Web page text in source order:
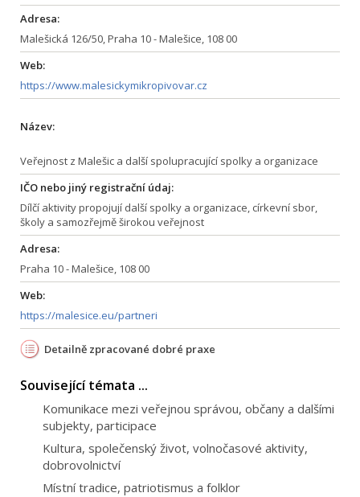
Adresa:
Malešická 126/50, Praha 10 - Malešice, 108 00
Web:
https://www.malesickymikropivovar.cz
Název:
Veřejnost z Malešic a další spolupracující spolky a organizace
IČO nebo jiný registrační údaj:
Dílčí aktivity propojují další spolky a organizace, církevní sbor,
školy a samozřejmě širokou veřejnost
Adresa:
Praha 10 - Malešice, 108 00
Web:
https://malesice.eu/partneri
Detailně zpracované dobré praxe
Související témata ...
Komunikace mezi veřejnou správou, občany a dalšími
subjekty, participace
Kultura, společenský život, volnočasové aktivity,
dobrovolnictví
Místní tradice, patriotismus a folklor